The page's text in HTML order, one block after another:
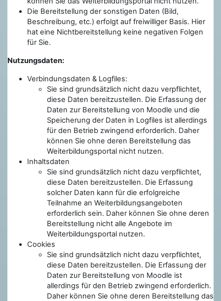
Die Bereitstellung der sonstigen Daten (Bild,
Beschreibung, etc.) erfolgt auf freiwilliger Basis. Hier
hat eine Nichtbereitstellung keine negativen Folgen
für Sie.
Nutzungsdaten:
Verbindungsdaten & Logfiles:
Sie sind grundsätzlich nicht dazu verpflichtet,
diese Daten bereitzustellen. Die Erfassung der
Daten zur Bereitstellung von Moodle und die
Speicherung der Daten in Logfiles ist allerdings
für den Betrieb zwingend erforderlich. Daher
können Sie ohne deren Bereitstellung das
Weiterbildungsportal nicht nutzen.
Inhaltsdaten
Sie sind grundsätzlich nicht dazu verpflichtet,
diese Daten bereitzustellen. Die Erfassung
solcher Daten kann für die erfolgreiche
Teilnahme an Weiterbildungsangeboten
erforderlich sein. Daher können Sie ohne deren
Bereitstellung nicht alle Angebote im
Weiterbildungsportal nutzen.
Cookies
Sie sind grundsätzlich nicht dazu verpflichtet,
diese Daten bereitzustellen. Die Erfassung der
Daten zur Bereitstellung von Moodle ist
allerdings für den Betrieb zwingend erforderlich.
Daher können Sie ohne deren Bereitstellung das